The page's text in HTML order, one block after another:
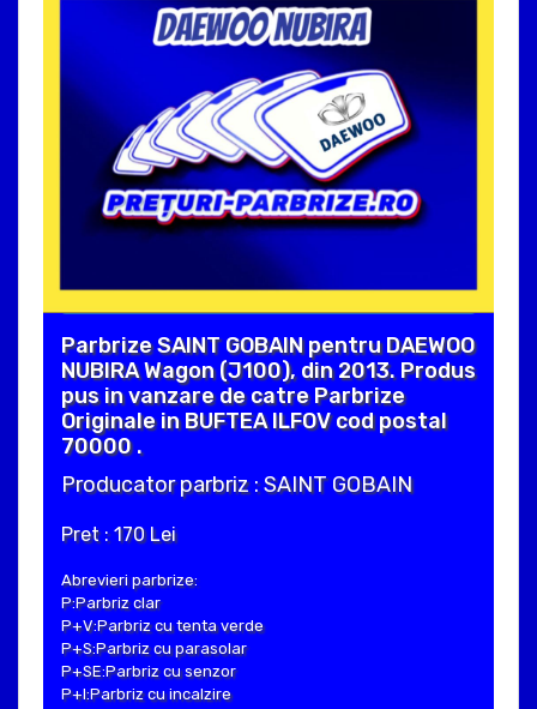
Parbrize SAINT GOBAIN pentru DAEWOO
NUBIRA Wagon (J100), din 2013. Produs
pus in vanzare de catre Parbrize
Originale in BUFTEA ILFOV cod postal
70000 .
Producator parbriz : SAINT GOBAIN
Pret : 170 Lei
Abrevieri parbrize:
P:Parbriz clar
P+V:Parbriz cu tenta verde
P+S:Parbriz cu parasolar
P+SE:Parbriz cu senzor
P+I:Parbriz cu incalzire